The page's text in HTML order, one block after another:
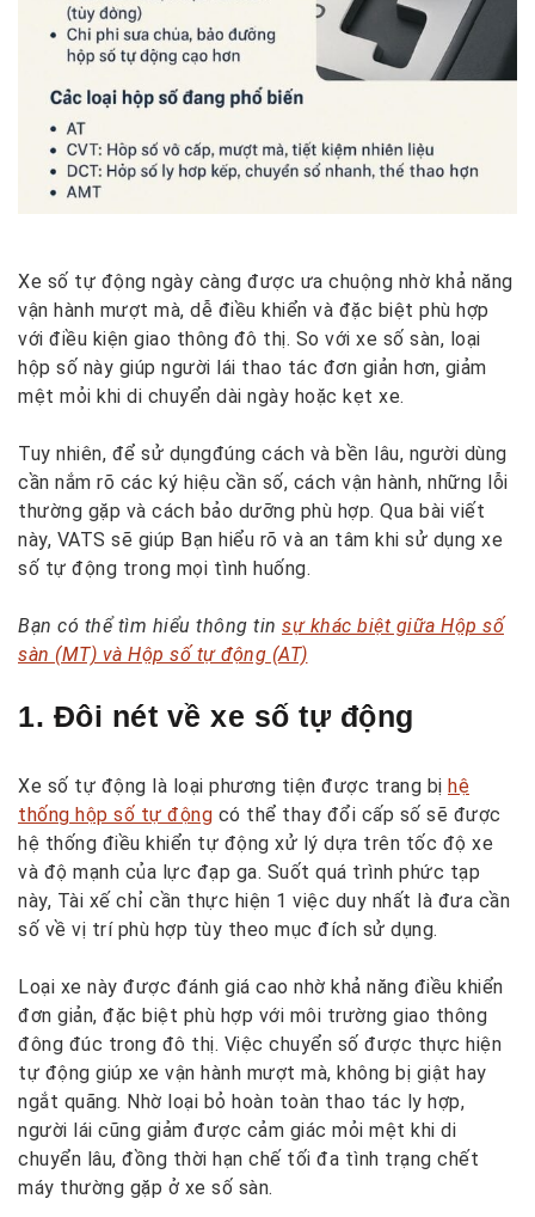
Xe số tự động ngày càng được ưa chuộng nhờ khả năng
vận hành mượt mà, dễ điều khiển và đặc biệt phù hợp
với điều kiện giao thông đô thị. So với xe số sàn, loại
hộp số này giúp người lái thao tác đơn giản hơn, giảm
mệt mỏi khi di chuyển dài ngày hoặc kẹt xe.
Tuy nhiên, để sử dụngđúng cách và bền lâu, người dùng
cần nắm rõ các ký hiệu cần số, cách vận hành, những lỗi
thường gặp và cách bảo dưỡng phù hợp. Qua bài viết
này, VATS sẽ giúp Bạn hiểu rõ và an tâm khi sử dụng xe
số tự động trong mọi tình huống.
Bạn có thể tìm hiểu thông tin sự khác biệt giữa Hộp số
sàn (MT) và Hộp số tự động (AT)
1. Đôi nét về xe số tự động
Xe số tự động là loại phương tiện được trang bị hệ
thống hộp số tự động có thể thay đổi cấp số sẽ được
hệ thống điều khiển tự động xử lý dựa trên tốc độ xe
và độ mạnh của lực đạp ga. Suốt quá trình phức tạp
này, Tài xế chỉ cần thực hiện 1 việc duy nhất là đưa cần
số về vị trí phù hợp tùy theo mục đích sử dụng.
Loại xe này được đánh giá cao nhờ khả năng điều khiển
đơn giản, đặc biệt phù hợp với môi trường giao thông
đông đúc trong đô thị. Việc chuyển số được thực hiện
tự động giúp xe vận hành mượt mà, không bị giật hay
ngắt quãng. Nhờ loại bỏ hoàn toàn thao tác ly hợp,
người lái cũng giảm được cảm giác mỏi mệt khi di
chuyển lâu, đồng thời hạn chế tối đa tình trạng chết
máy thường gặp ở xe số sàn.